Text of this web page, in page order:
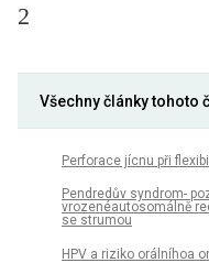
2
Všechny články tohoto
Perforace jícnu při
Pendredův syndrom-
vrozenéautosomálně
se strumou
HPV a riziko orálníhoa